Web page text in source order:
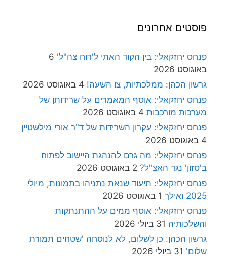
פוסטים אחרונים
פנחס יחזקאלי: בין הקוד האתי ל'רוח צה"ל' 6
באוגוסט 2026
גרשון הכהן: ממלכתיות, צו השעה! 4 באוגוסט 2026
פנחס יחזקאלי: אוסף המאמרים על שרידותן של
מערכות מורכבות 4 באוגוסט 2026
פנחס יחזקאלי: עקרון השרידות של ד"ר אורי מילשטיין
4 באוגוסט 2026
פנחס יחזקאלי: מה גרם להנהגת היישוב לפתוח
ב'סזון' נגד האצ"ל? 2 באוגוסט 2026
פנחס יחזקאלי: תיעוד שנאת נתניהו בתמונות, מיולי
2025 ואילך
1 באוגוסט 2026
פנחס יחזקאלי: אוסף ממים על ההתנתקות
והשלכותיה 31 ביולי 2026
גרשון הכהן: כן לשלום, לא לנוסחה 'שטחים תמורת
שלום' 31 ביולי 2026